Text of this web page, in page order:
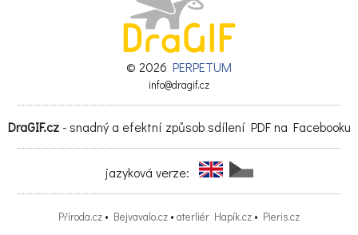
340
350
© 2026 PERPETUM
info@dragif.cz
DraGIF.cz- snadný a efektní způsob sdílení PDF na Facebooku
jazyková verze:
Příroda.cz • Bejvavalo.cz • aterliér Hapík.cz • Pieris.cz